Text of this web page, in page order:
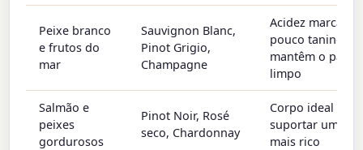
Peixe branco
e frutos do
mar
Sauvignon Blanc,
Pinot Grigio,
Champagne
Acidez marcante
pouco tanino
mantêm o
limpo
Salmão e
peixes
gordurosos
Pinot Noir, Rosé
seco, Chardonnay
Corpo ideal para
suportar um
mais rico